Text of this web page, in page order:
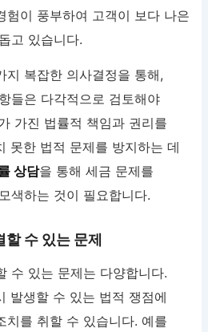
험이 풍부하여 고객이 보다 나은
고 있습니다.
지 복잡한 의사결정을 통해,
들은 다각적으로 검토해야
가진 법률적 책임과 권리를
못한 법적 문제를 방지하는 데
상담을 통해 세금 문제를
색하는 것이 필요합니다.
할 수 있는 문제
수 있는 문제는 다양합니다.
발생할 수 있는 법적 쟁점에
치를 취할 수 있습니다. 예를